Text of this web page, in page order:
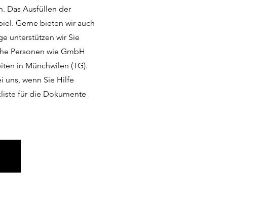
Das Ausfüllen der
Gerne bieten wir auch
unterstützen wir Sie
Personen wie GmbH
in Münchwilen (TG).
uns, wenn Sie Hilfe
für die Dokumente